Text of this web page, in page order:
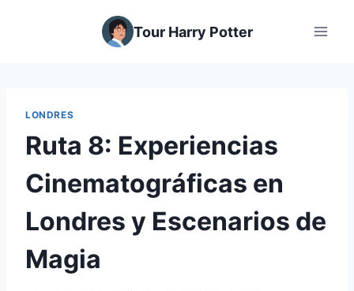
Tour Harry Potter
LONDRES
Ruta 8: Experiencias
Cinematográficas en
Londres y Escenarios de
Magia